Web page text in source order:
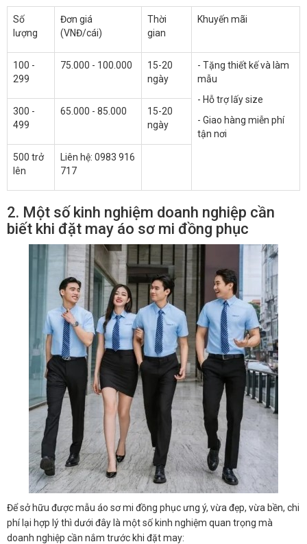
Số
lượng
Đơn giá
(VNĐ/cái)
Thời
gian
Khuyến mãi
100 -
299
75.000 - 100.000
15-20
ngày
- Tặng thiết kế và làm
mẫu
- Hỗ trợ lấy size
- Giao hàng miễn phí
tận nơi
300 -
499
65.000 - 85.000
15-20
ngày
500 trở
lên
Liên hệ: 0983 916
717
2. Một số kinh nghiệm doanh nghiệp cần
biết khi đặt may áo sơ mi đồng phục
Để sở hữu được mẫu áo sơ mi đồng phục ưng ý, vừa đẹp, vừa bền, chi
phí lại hợp lý thì dưới đây là một số kinh nghiệm quan trọng mà
doanh nghiệp cần nắm trước khi đặt may: